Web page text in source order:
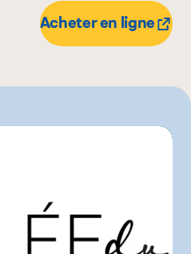
Acheter en ligne